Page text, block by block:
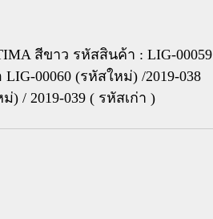
สีขาว รหัสสินค้า : LIG-00059
00060 (รหัสใหม่) /2019-038
/ 2019-039 ( รหัสเก่า )